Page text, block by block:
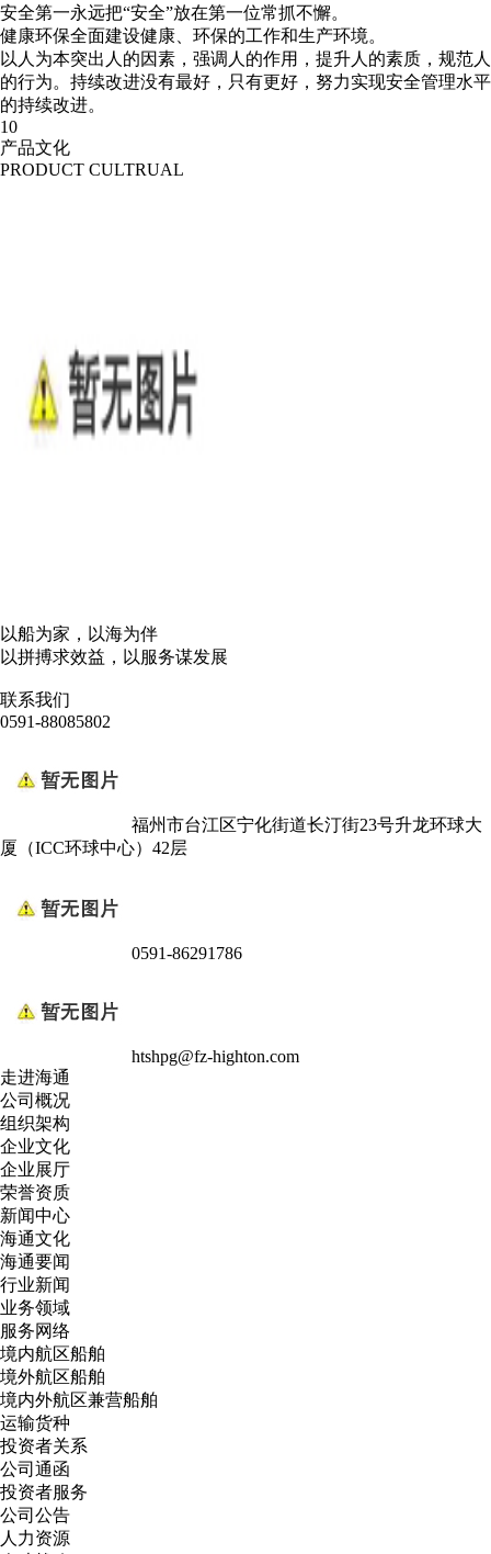
安全第一永远把“安全”放在第一位常抓不懈。
健康环保全面建设健康、环保的工作和生产环境。
以人为本突出人的因素，强调人的作用，提升人的素质，规范人
的行为。 持续改进没有最好，只有更好，努力实现安全管理水平
的持续改进。
10
产品文化
PRODUCT CULTRUAL
以船为家，以海为伴
以拼搏求效益，以服务谋发展
联系我们
0591-88085802
福州市台江区宁化街道长汀街23号升龙环球大
厦（ICC环球中心）42层
0591-86291786
htshpg@fz-highton.com
走进海通
公司概况
组织架构
企业文化
企业展厅
荣誉资质
新闻中心
海通文化
海通要闻
行业新闻
业务领域
服务网络
境内航区船舶
境外航区船舶
境内外航区兼营船舶
运输货种
投资者关系
公司通函
投资者服务
公司公告
人力资源